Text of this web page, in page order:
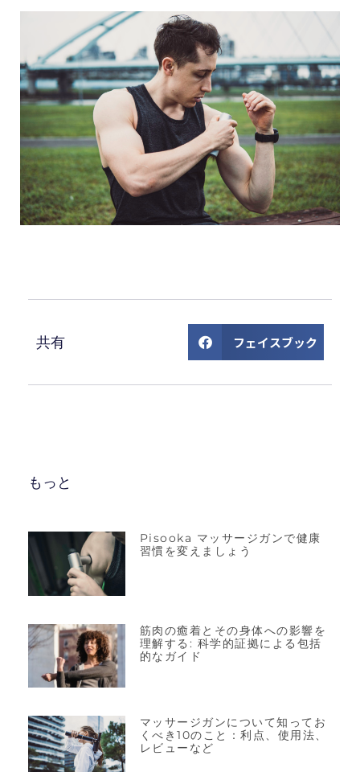
共有 フェイスブック
もっと
Pisooka マッサージガンで健康
習慣を変えましょう
筋肉の癒着とその身体への影響を
理解する: 科学的証拠による包括
的なガイド
マッサージガンについて知ってお
くべき10のこと：利点、使用法、
レビューなど